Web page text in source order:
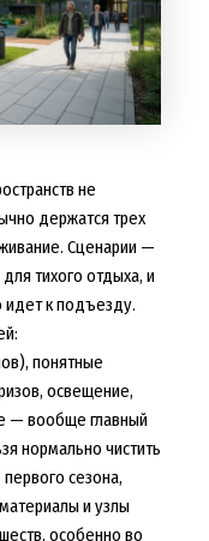
не
держатся трех
Сценарии —
тихого отдыха, и
идет к подъезду.
понятные
освещение,
— вообще главный
нормально чистить
сезона,
и узлы
особенно во